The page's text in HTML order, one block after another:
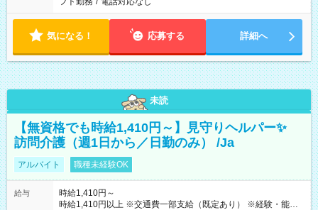
気になる！ 応募する 詳細へ
未読
【無資格でも時給1,410円～】見守りヘルパー✨
訪問介護（週1日から／日勤のみ） /Ja
アルバイト 職種未経験OK
給与
時給1,410円～
時給1,410円以上 ※交通費一部支給（既定あり） ※経験・能力を